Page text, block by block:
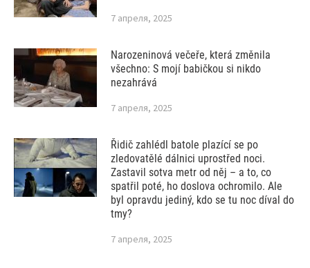
7 апреля, 2025
Narozeninová večeře, která změnila
všechno: S mojí babičkou si nikdo
nezahrává
7 апреля, 2025
Řidič zahlédl batole plazící se po
zledovatělé dálnici uprostřed noci.
Zastavil sotva metr od něj – a to, co
spatřil poté, ho doslova ochromilo. Ale
byl opravdu jediný, kdo se tu noc díval do
tmy?
7 апреля, 2025